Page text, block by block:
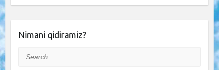
Nimani qidiramiz?
Search